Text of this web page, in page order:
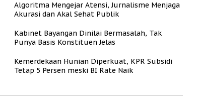
Algoritma Mengejar Atensi, Jurnalisme Menjaga
Akurasi dan Akal Sehat Publik
Kabinet Bayangan Dinilai Bermasalah, Tak
Punya Basis Konstituen Jelas
Kemerdekaan Hunian Diperkuat, KPR Subsidi
Tetap 5 Persen meski BI Rate Naik